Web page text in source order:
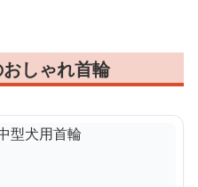
しゃれ首輪